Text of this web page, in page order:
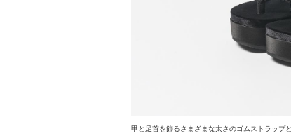
甲と足首を飾るさまざまな太さのゴムストラップ